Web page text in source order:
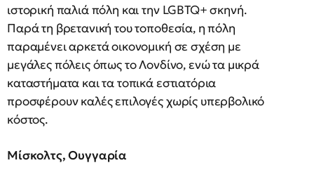
ιστορική παλιά πόλη και την LGBTQ+ σκηνή.
Παρά τη βρετανική του τοποθεσία, η πόλη
παραμένει αρκετά οικονομική σε σχέση με
μεγάλες πόλεις όπως το Λονδίνο, ενώ τα μικρά
καταστήματα και τα τοπικά εστιατόρια
προσφέρουν καλές επιλογές χωρίς υπερβολικό
κόστος.
Μίσκολτς, Ουγγαρία